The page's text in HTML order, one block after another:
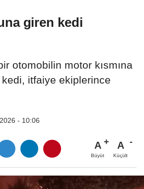
giren kedi
otomobilin motor kısmına
kedi, itfaiye ekiplerince
- 10:06
A
Büyüt
A
Küçült